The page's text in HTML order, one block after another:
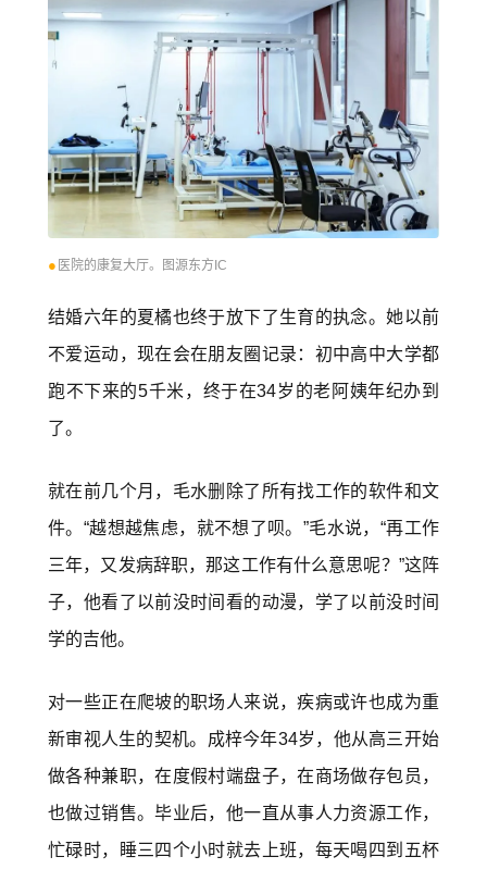
● 医院的康复大厅。图源东方IC
结婚六年的夏橘也终于放下了生育的执念。她以前
不爱运动，现在会在朋友圈记录：初中高中大学都
跑不下来的5千米，终于在34岁的老阿姨年纪办到
了。
就在前几个月，毛水删除了所有找工作的软件和文
件。“越想越焦虑，就不想了呗。”毛水说，“再工作
三年，又发病辞职，那这工作有什么意思呢？”这阵
子，他看了以前没时间看的动漫，学了以前没时间
学的吉他。
对一些正在爬坡的职场人来说，疾病或许也成为重
新审视人生的契机。成梓今年34岁，他从高三开始
做各种兼职，在度假村端盘子，在商场做存包员，
也做过销售。毕业后，他一直从事人力资源工作，
忙碌时，睡三四个小时就去上班，每天喝四到五杯